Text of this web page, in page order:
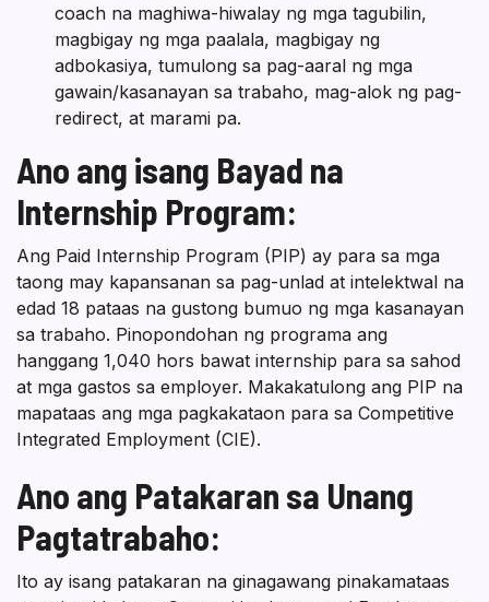
coach na maghiwa-hiwalay ng mga tagubilin,
magbigay ng mga paalala, magbigay ng
adbokasiya, tumulong sa pag-aaral ng mga
gawain/kasanayan sa trabaho, mag-alok ng pag-
redirect, at marami pa.
Ano ang isang Bayad na
Internship Program:
Ang Paid Internship Program (PIP) ay para sa mga
taong may kapansanan sa pag-unlad at intelektwal na
edad 18 pataas na gustong bumuo ng mga kasanayan
sa trabaho. Pinopondohan ng programa ang
hanggang 1,040 hors bawat internship para sa sahod
at mga gastos sa employer. Makakatulong ang PIP na
mapataas ang mga pagkakataon para sa Competitive
Integrated Employment (CIE).
Ano ang Patakaran sa Unang
Pagtatrabaho:
Ito ay isang patakaran na ginagawang pinakamataas